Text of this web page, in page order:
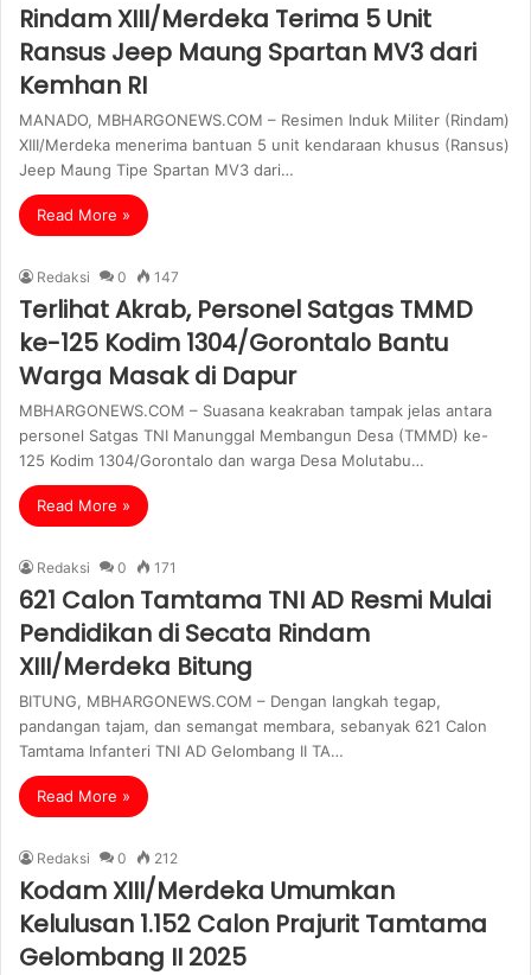
Rindam XIII/Merdeka Terima 5 Unit
Ransus Jeep Maung Spartan MV3 dari
Kemhan RI
MANADO, MBHARGONEWS.COM – Resimen Induk Militer (Rindam)
XIII/Merdeka menerima bantuan 5 unit kendaraan khusus (Ransus)
Jeep Maung Tipe Spartan MV3 dari…
Read More »
Redaksi 0 147
Terlihat Akrab, Personel Satgas TMMD
ke-125 Kodim 1304/Gorontalo Bantu
Warga Masak di Dapur
MBHARGONEWS.COM – Suasana keakraban tampak jelas antara
personel Satgas TNI Manunggal Membangun Desa (TMMD) ke-
125 Kodim 1304/Gorontalo dan warga Desa Molutabu…
Read More »
Redaksi 0 171
621 Calon Tamtama TNI AD Resmi Mulai
Pendidikan di Secata Rindam
XIII/Merdeka Bitung
BITUNG, MBHARGONEWS.COM – Dengan langkah tegap,
pandangan tajam, dan semangat membara, sebanyak 621 Calon
Tamtama Infanteri TNI AD Gelombang II TA…
Read More »
Redaksi 0 212
Kodam XIII/Merdeka Umumkan
Kelulusan 1.152 Calon Prajurit Tamtama
Gelombang II 2025